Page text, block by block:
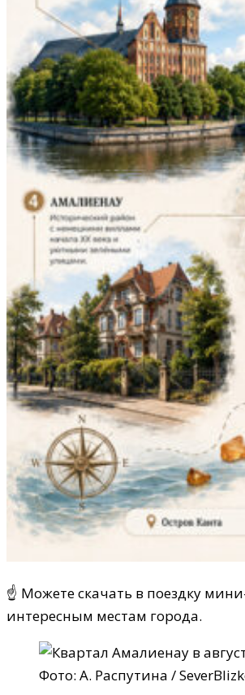
☝ Можете скачать в поездку
интересным местам города.
Фото: А. Распутина /